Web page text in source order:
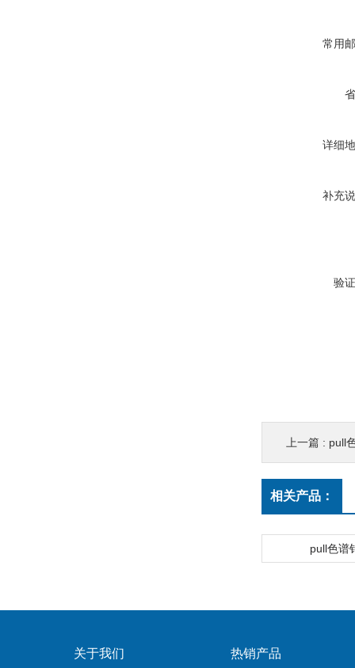
常用
详细
补充
验
上一篇 : pull
相关产品：
pull色谱
关于我们 热销产品